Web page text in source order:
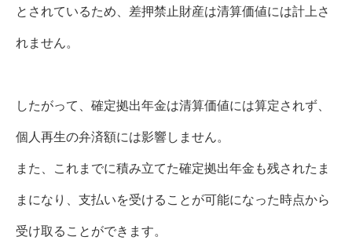
とされているため、差押禁止財産は清算価値には計上さ
れません。
したがって、確定拠出年金は清算価値には算定されず、
個人再生の弁済額には影響しません。
また、これまでに積み立てた確定拠出年金も残されたま
まになり、支払いを受けることが可能になった時点から
受け取ることができます。